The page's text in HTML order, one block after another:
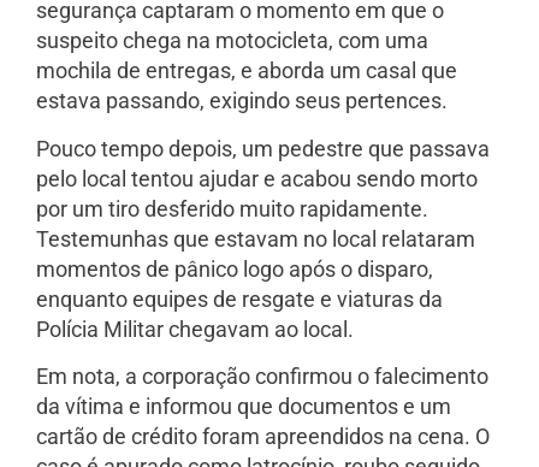
segurança captaram o momento em que o
suspeito chega na motocicleta, com uma
mochila de entregas, e aborda um casal que
estava passando, exigindo seus pertences.
Pouco tempo depois, um pedestre que passava
pelo local tentou ajudar e acabou sendo morto
por um tiro desferido muito rapidamente.
Testemunhas que estavam no local relataram
momentos de pânico logo após o disparo,
enquanto equipes de resgate e viaturas da
Polícia Militar chegavam ao local.
Em nota, a corporação confirmou o falecimento
da vítima e informou que documentos e um
cartão de crédito foram apreendidos na cena. O